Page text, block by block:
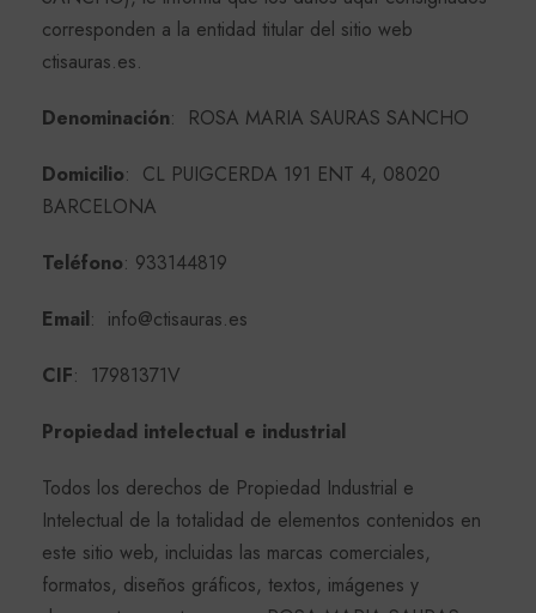
corresponden a la entidad titular del sitio web
ctisauras.es.
Denominación: ROSA MARIA SAURAS SANCHO
Domicilio: CL PUIGCERDA 191 ENT 4, 08020
BARCELONA
Teléfono: 933144819
Email: info@ctisauras.es
CIF: 17981371V
Propiedad intelectual e industrial
Todos los derechos de Propiedad Industrial e
Intelectual de la totalidad de elementos contenidos en
este sitio web, incluidas las marcas comerciales,
formatos, diseños gráficos, textos, imágenes y